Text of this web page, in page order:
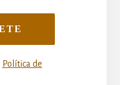
Política de